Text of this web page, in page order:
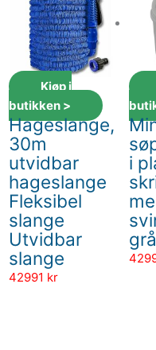
Kjøp i
butikken >
Hageslange,
30m
utvidbar
hageslange
Fleksibel
slange
Utvidbar
slange
42991 kr
i
grå